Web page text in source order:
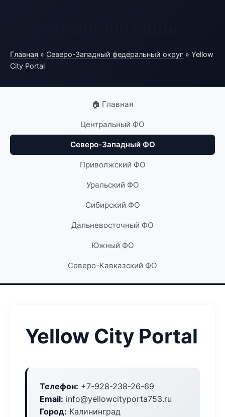
Главная » Северо-Западный федеральный округ » Yellow
City Portal
🏠 Главная
Центральный ФО
Северо-Западный ФО
Приволжский ФО
Уральский ФО
Сибирский ФО
Дальневосточный ФО
Южный ФО
Северо-Кавказский ФО
Yellow City Portal
Телефон: +7-928-238-26-69
Email: info@yellowcityporta753.ru
Город: Калининград